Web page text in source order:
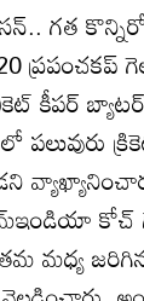
గత
బ్యాటర్‌‌పై
పలువురు
కోచ్
మధ్య